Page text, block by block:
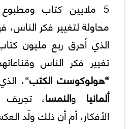
5 ملايين كتاب
محاولة لتغيير فكر
الذي أحرق ربع مليون
تغيير فكر الناس
“هولوكوست الكتب“،
ألمانيا والنمسا، تجريف
الأفكار، أم أن ذلك ولّد